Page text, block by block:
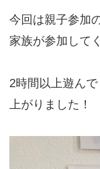
今回は親子参加
家族が参加して
2時間以上遊ん
上がりました！